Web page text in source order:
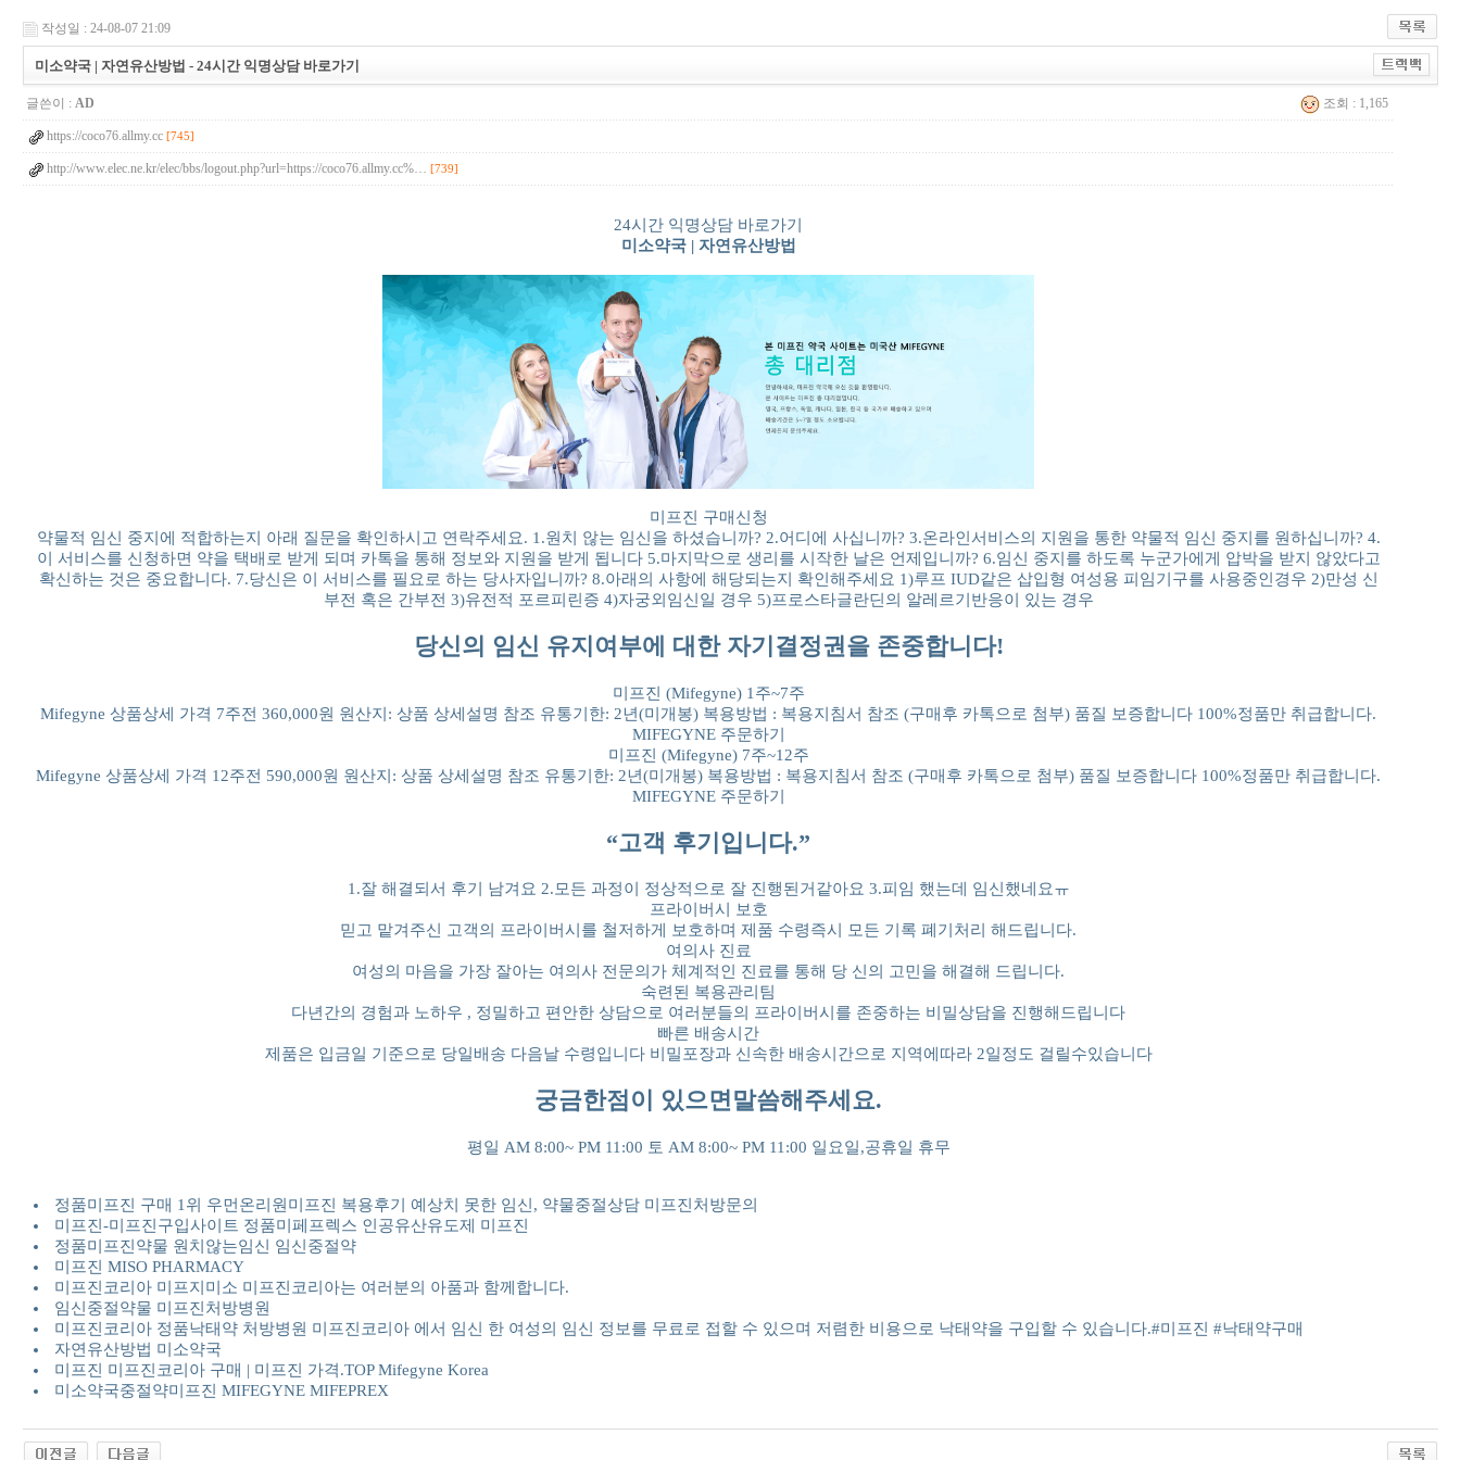
작성일 : 24-08-07 21:09
미소약국 | 자연유산방법 - 24시간 익명상담 바로가기
글쓴이 : AD 조회 : 1,165
https://coco76.allmy.cc [745]
http://www.elec.ne.kr/elec/bbs/logout.php?url=https://coco76.allmy.cc%… [739]
24시간 익명상담 바로가기
미소약국 | 자연유산방법
미프진 구매신청
약물적 임신 중지에 적합하는지 아래 질문을 확인하시고 연락주세요. 1.원치 않는 임신을 하셨습니까? 2.어디에 사십니까? 3.온라인서비스의 지원을 통한 약물적 임신 중지를 원하십니까? 4.
이 서비스를 신청하면 약을 택배로 받게 되며 카톡을 통해 정보와 지원을 받게 됩니다 5.마지막으로 생리를 시작한 날은 언제입니까? 6.임신 중지를 하도록 누군가에게 압박을 받지 않았다고
확신하는 것은 중요합니다. 7.당신은 이 서비스를 필요로 하는 당사자입니까? 8.아래의 사항에 해당되는지 확인해주세요 1)루프 IUD같은 삽입형 여성용 피임기구를 사용중인경우 2)만성 신
부전 혹은 간부전 3)유전적 포르피린증 4)자궁외임신일 경우 5)프로스타글란딘의 알레르기반응이 있는 경우
당신의 임신 유지여부에 대한 자기결정권을 존중합니다!
미프진 (Mifegyne) 1주~7주
Mifegyne 상품상세 가격 7주전 360,000원 원산지: 상품 상세설명 참조 유통기한: 2년(미개봉) 복용방법 : 복용지침서 참조 (구매후 카톡으로 첨부) 품질 보증합니다 100%정품만 취급합니다.
MIFEGYNE 주문하기
미프진 (Mifegyne) 7주~12주
Mifegyne 상품상세 가격 12주전 590,000원 원산지: 상품 상세설명 참조 유통기한: 2년(미개봉) 복용방법 : 복용지침서 참조 (구매후 카톡으로 첨부) 품질 보증합니다 100%정품만 취급합니다.
MIFEGYNE 주문하기
“고객 후기입니다.”
1.잘 해결되서 후기 남겨요 2.모든 과정이 정상적으로 잘 진행된거같아요 3.피임 했는데 임신했네요ㅠ
프라이버시 보호
믿고 맡겨주신 고객의 프라이버시를 철저하게 보호하며 제품 수령즉시 모든 기록 폐기처리 해드립니다.
여의사 진료
여성의 마음을 가장 잘아는 여의사 전문의가 체계적인 진료를 통해 당 신의 고민을 해결해 드립니다.
숙련된 복용관리팀
다년간의 경험과 노하우 , 정밀하고 편안한 상담으로 여러분들의 프라이버시를 존중하는 비밀상담을 진행해드립니다
빠른 배송시간
제품은 입금일 기준으로 당일배송 다음날 수령입니다 비밀포장과 신속한 배송시간으로 지역에따라 2일정도 걸릴수있습니다
궁금한점이 있으면말씀해주세요.
평일 AM 8:00~ PM 11:00 토 AM 8:00~ PM 11:00 일요일,공휴일 휴무
정품미프진 구매 1위 우먼온리원미프진 복용후기 예상치 못한 임신, 약물중절상담 미프진처방문의
미프진-미프진구입사이트 정품미페프렉스 인공유산유도제 미프진
정품미프진약물 원치않는임신 임신중절약
미프진 MISO PHARMACY
미프진코리아 미프지미소 미프진코리아는 여러분의 아품과 함께합니다.
임신중절약물 미프진처방병원
미프진코리아 정품낙태약 처방병원 미프진코리아 에서 임신 한 여성의 임신 정보를 무료로 접할 수 있으며 저렴한 비용으로 낙태약을 구입할 수 있습니다.#미프진 #낙태약구매
자연유산방법 미소약국
미프진 미프진코리아 구매 | 미프진 가격.TOP Mifegyne Korea
미소약국중절약미프진 MIFEGYNE MIFEPREX